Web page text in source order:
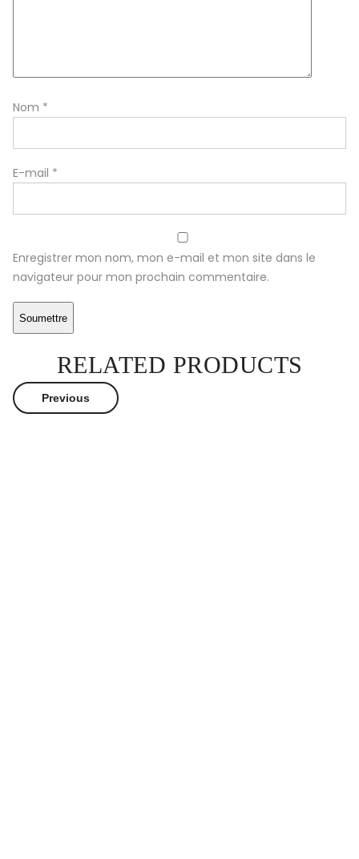
Nom *
E-mail *
Enregistrer mon nom, mon e-mail et mon site dans le
navigateur pour mon prochain commentaire.
RELATED PRODUCTS
Previous